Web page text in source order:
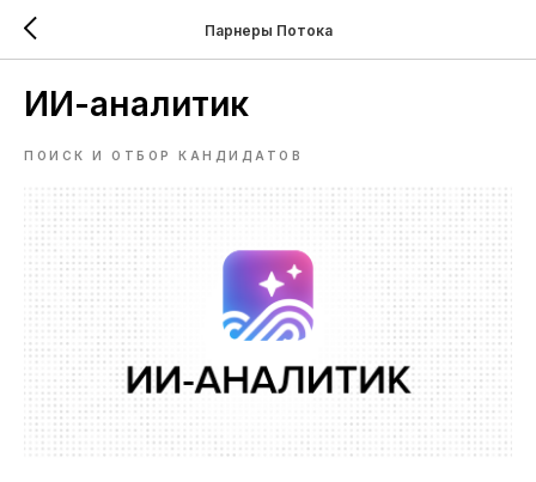
Парнеры Потока
ИИ-аналитик
ПОИСК И ОТБОР КАНДИДАТОВ